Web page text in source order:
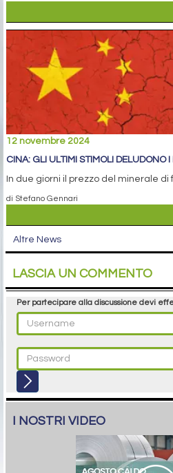
12 novembre 2024
CINA: GLI ULTIMI STIMOLI DELUDONO
In due giorni il prezzo del minerale
di Stefano Gennari
Altre News
LASCIA UN COMMENTO
Per partecipare alla discussione devi
I NOSTRI VIDEO